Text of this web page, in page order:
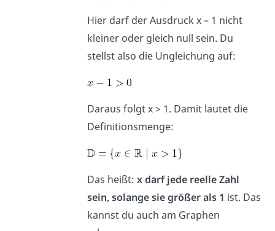
Hier darf der Ausdruck x – 1 nicht
kleiner oder gleich null sein. Du
stellst also die Ungleichung auf:
Daraus folgt x > 1. Damit lautet die
Definitionsmenge:
Das heißt: x darf jede reelle Zahl
sein, solange sie größer als 1 ist. Das
kannst du auch am Graphen